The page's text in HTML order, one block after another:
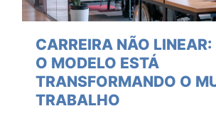
CARREIRA NÃO LINEAR:
O MODELO ESTÁ
TRANSFORMANDO O
TRABALHO